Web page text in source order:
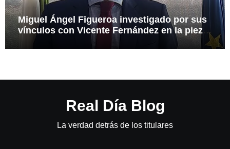
Miguel Ángel Figueroa investigado por sus
vínculos con Vicente Fernández en la pieza
Real Día Blog
La verdad detrás de los titulares